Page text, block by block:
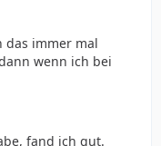
das immer mal
wenn ich bei
fand ich gut.